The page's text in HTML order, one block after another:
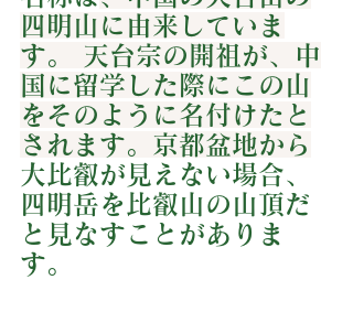
四明山に由来していま
す。 天台宗の開祖が、中
国に留学した際にこの山
をそのように名付けたと
されます。京都盆地から
大比叡が見えない場合、
四明岳を比叡山の山頂だ
と見なすことがありま
す。